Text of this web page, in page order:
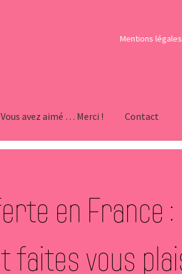
Mentions légales
Vous avez aimé … Merci ! Contact